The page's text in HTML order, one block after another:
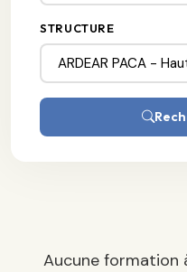
STRUCTURE
Aucune formation